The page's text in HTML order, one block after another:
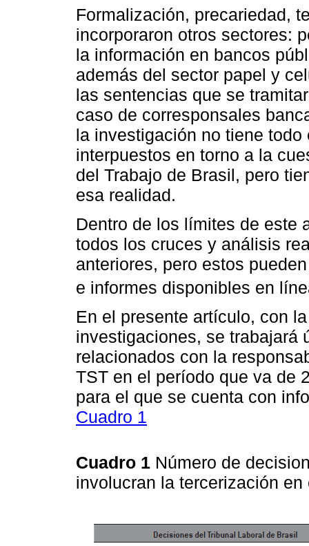
Formalización, precariedad,
incorporaron otros sectores:
la información en bancos
además del sector papel y
las sentencias que se
caso de corresponsales
la investigación no tiene
interpuestos en torno a la
del Trabajo de Brasil, pero
esa realidad.
Dentro de los límites de este
todos los cruces y análisis
anteriores, pero estos
e informes disponibles en
En el presente artículo, con
investigaciones, se trabajará
relacionados con la
TST en el período que va de
para el que se cuenta con
Cuadro 1
Cuadro 1 Número de
involucran la tercerización